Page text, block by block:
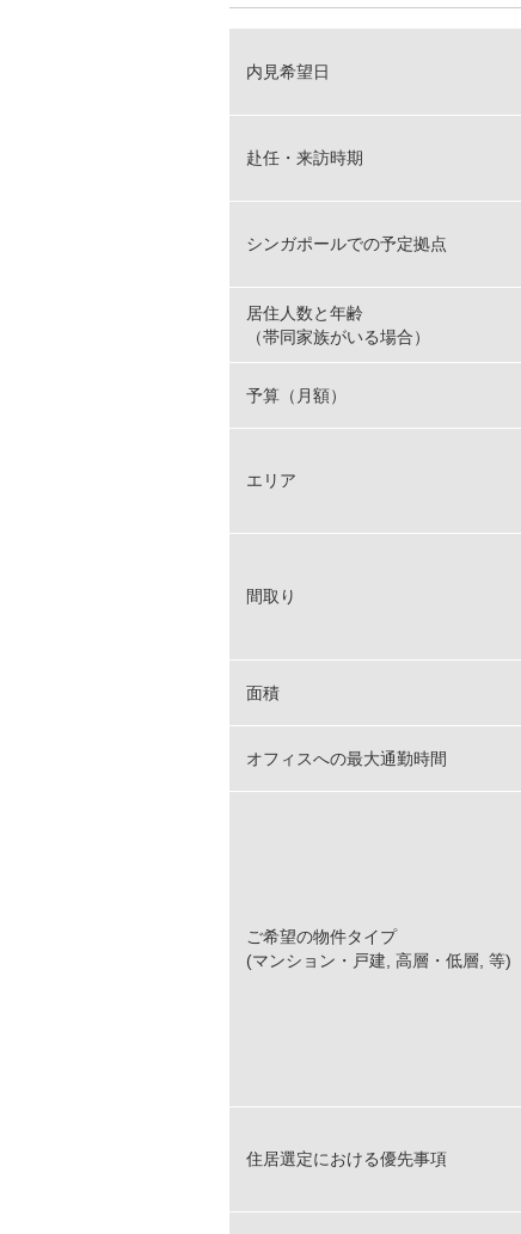
内見希望日
赴任・来訪時期
シンガポールでの予定拠点
居住人数と年齢
（帯同家族がいる場合）
予算（月額）
エリア
間取り
面積
オフィスへの最大通勤時間
ご希望の物件タイプ
(マンション・戸建, 高層・低層, 等)
住居選定における優先事項